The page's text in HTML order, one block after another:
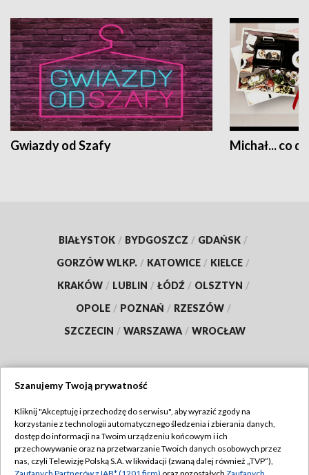
Gwiazdy od Szafy Michał... co
BIAŁYSTOK / BYDGOSZCZ / GDAŃSK /
GORZÓW WLKP. / KATOWICE / KIELCE /
KRAKÓW / LUBLIN / ŁÓDŹ / OLSZTYN /
OPOLE / POZNAŃ / RZESZÓW /
SZCZECIN / WARSZAWA / WROCŁAW
TVP
Abonament TVP
Emisja w TVP
Regulamin TVP
Szanujemy Twoją prywatność
Kliknij "Akceptuję i przechodzę do serwisu", aby wyrazić zgody na
korzystanie z technologii automatycznego śledzenia i zbierania danych,
dostęp do informacji na Twoim urządzeniu końcowym i ich
przechowywanie oraz na przetwarzanie Twoich danych osobowych przez
nas, czyli Telewizję Polską S.A. w likwidacji (zwaną dalej również „TVP”),